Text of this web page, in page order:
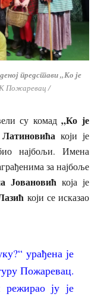
представи „Ко је
Пожаревац /
су комад„Ко је
који је
најбољи. Имена
за најбоље
Јовановић која је
који се исказао
урађена је
Пожаревац.
ју је